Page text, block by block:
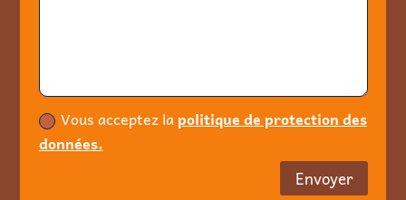
Vous acceptez lapolitique de protection des
données.
Envoyer